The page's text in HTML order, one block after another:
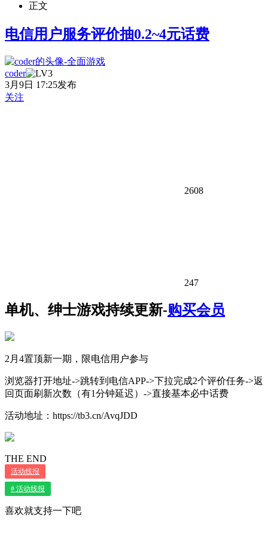
正文
电信用户服务评价抽0.2~4元话费
coder
3月9日 17:25发布
关注
2608
247
单机、绅士游戏持续更新-购买会员
2月4置顶新一期，限电信用户参与
浏览器打开地址->跳转到电信APP->下拉完成2个评价任务->返
回页面刷新次数（有1分钟延迟）->直接基本必中话费
活动地址：https://tb3.cn/AvqJDD
THE END
活动线报
# 活动线报
喜欢就支持一下吧